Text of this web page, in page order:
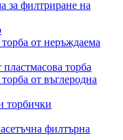
за филтриране на
от неръждаема
торба
от въглеродна
торбички
филтърна